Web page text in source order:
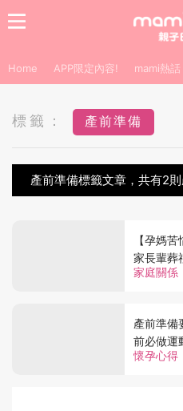
Home APP限定內容! mami熱話
標籤： 產前準備
產前準備標籤文章，共有2
家庭關係
【孕媽
家長輩葬
別？
懷孕心得
產前準備
前必做運